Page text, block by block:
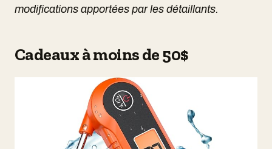
modifications apportées par les détaillants.
Cadeaux à moins de 50$